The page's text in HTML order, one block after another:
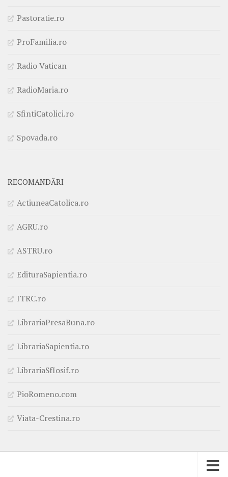
Pastoratie.ro
ProFamilia.ro
Radio Vatican
RadioMaria.ro
SfintiCatolici.ro
Spovada.ro
RECOMANDĂRI
ActiuneaCatolica.ro
AGRU.ro
ASTRU.ro
EdituraSapientia.ro
ITRC.ro
LibrariaPresaBuna.ro
LibrariaSapientia.ro
LibrariaSfIosif.ro
PioRomeno.com
Viata-Crestina.ro